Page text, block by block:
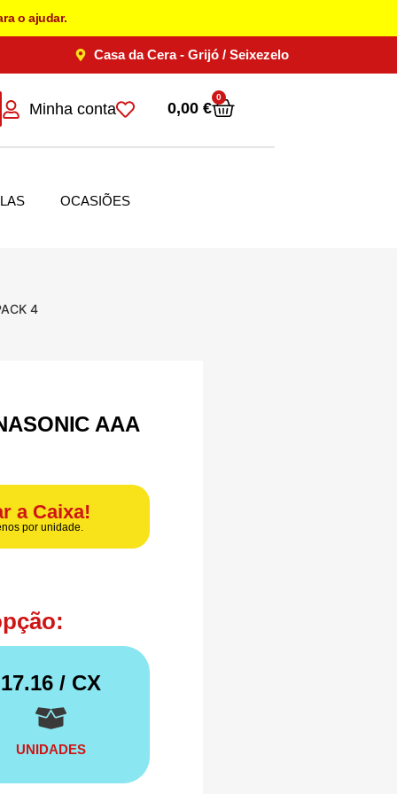
o ajudar.
Casa da Cera - Grijó / Seixezelo
Minha conta 0,00 €
0
OCASIÕES
4
AAA
a Caixa!
por unidade.
17.16 / CX
UNIDADES